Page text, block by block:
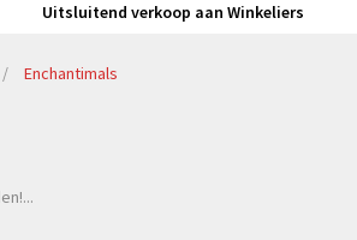
Uitsluitend verkoop aan Winkeliers
/ Enchantimals